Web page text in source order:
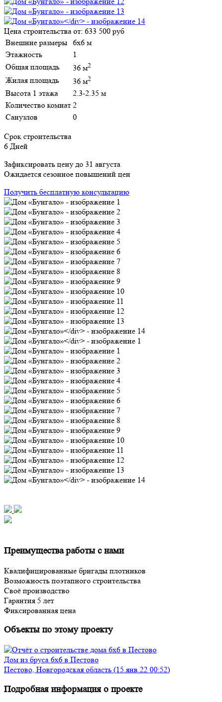
Цена строительства от: 633 500 руб
Внешние размеры 6х6 м
Этажность
1
Общая площадь
36 м2
Жилая площадь 36 м2
Высота 1 этажа
2.3-2.35 м
Количество комнат 2
Санузлов
0
Срок строительства
6 Дней
Зафиксировать цену до 31 августа
Ожидается сезонное повышений цен
Получить бесплатную консультацию
Преимущества работы с нами
Квалифицированные бригады плотников
Возможность поэтапного строительства
Своё производство
Гарантия 5 лет
Фиксированная цена
Объекты по этому проекту
Дом из бруса 6х6 в Пестово
Пестово, Новгородская область (15.янв.22 00:52)
Подробная информация о проекте